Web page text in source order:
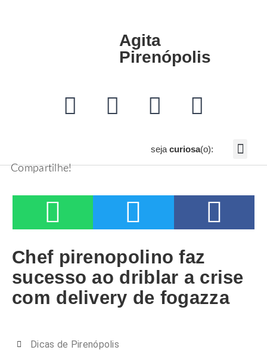
Agita
Pirenópolis
sejacuriosa(o):
Compartilhe!
Chef pirenopolino faz
sucesso ao driblar a crise
com delivery de fogazza
Dicas de Pirenópolis